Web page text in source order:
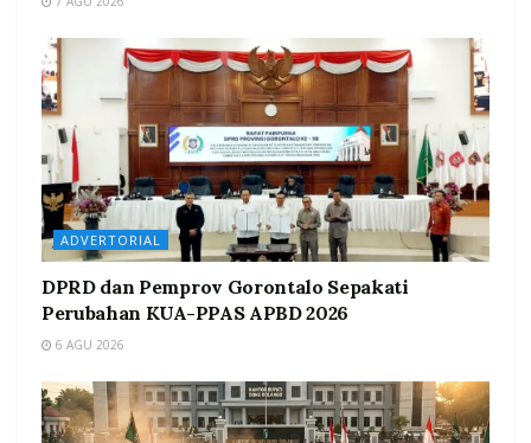
ADVERTORIAL
DPRD dan Pemprov Gorontalo Sepakati
Perubahan KUA-PPAS APBD 2026
6 AGU 2026